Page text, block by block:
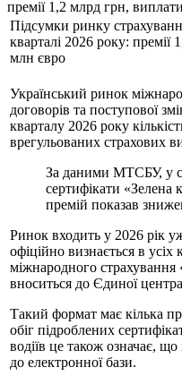
премії 1,2 млрд грн,
Підсумки ринку
кварталі 2026 року:
млн євро
Український ринок
договорів та поступової
кварталу 2026 року
врегульованих страхових
За даними МТСБУ, у
сертифікати «Зелена
премій показав
Ринок входить у 2026 рік
офіційно визнається в
міжнародного
вноситься до Єдиної
Такий формат має кілька
обіг підроблених
водіїв це також означає,
до електронної бази.